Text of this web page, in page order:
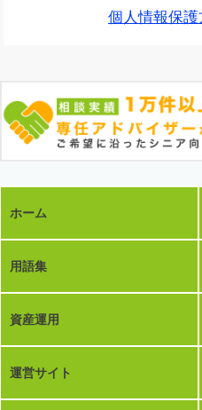
個人情報保
ホーム
用語集
資産運用
運営サイト